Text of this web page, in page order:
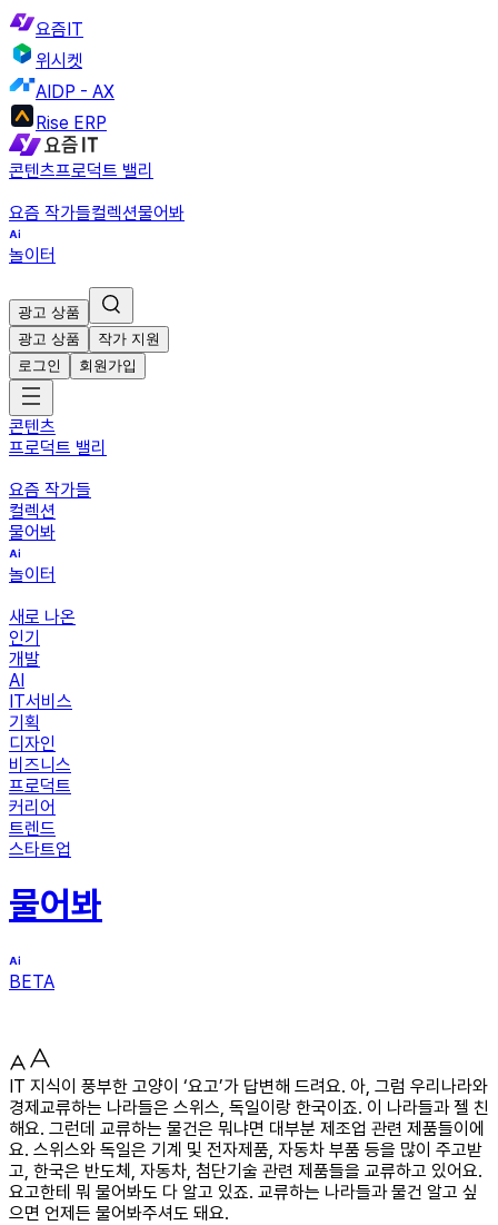
요즘IT
위시켓
AIDP - AX
Rise ERP
콘텐츠프로덕트 밸리
요즘 작가들컬렉션물어봐
놀이터
광고 상품
광고 상품
작가 지원
로그인
회원가입
콘텐츠
프로덕트 밸리
요즘 작가들
컬렉션
물어봐
놀이터
새로 나온
인기
개발
AI
IT서비스
기획
디자인
비즈니스
프로덕트
커리어
트렌드
스타트업
물어봐
BETA
IT 지식이 풍부한 고양이 ‘요고’가 답변해 드려요. 아, 그럼 우리나라와
경제교류하는 나라들은 스위스, 독일이랑 한국이죠. 이 나라들과 젤 친
해요. 그런데 교류하는 물건은 뭐냐면 대부분 제조업 관련 제품들이에
요. 스위스와 독일은 기계 및 전자제품, 자동차 부품 등을 많이 주고받
고, 한국은 반도체, 자동차, 첨단기술 관련 제품들을 교류하고 있어요.
요고한테 뭐 물어봐도 다 알고 있죠. 교류하는 나라들과 물건 알고 싶
으면 언제든 물어봐주셔도 돼요.